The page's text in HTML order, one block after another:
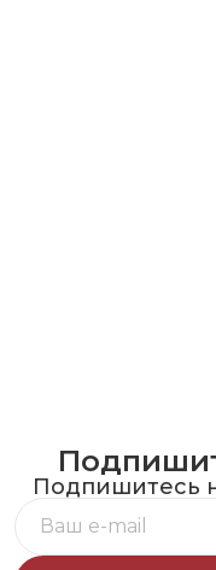
Подпишитесь